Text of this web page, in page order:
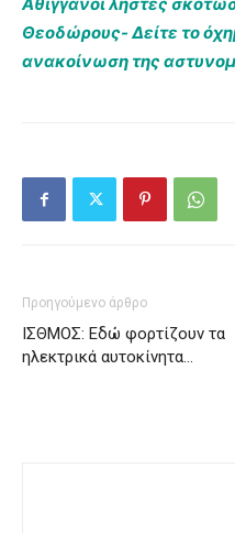
Θεοδώρους- Δείτε το
ανακοίνωση της
Προηγούμενο άρθρο
ΙΣΘΜΟΣ: Εδώ φορτίζουν τα
ηλεκτρικά αυτοκίνητα…